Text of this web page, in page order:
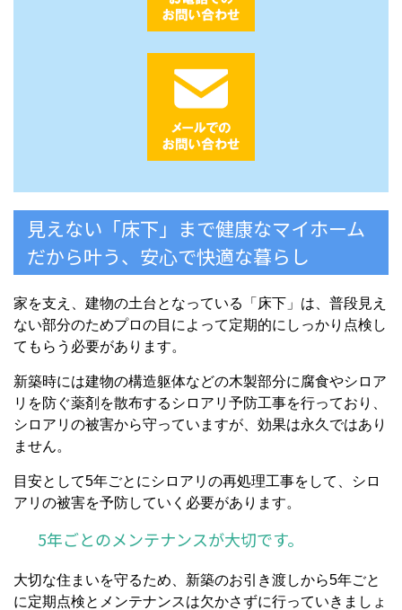
見えない「床下」まで健康なマイホーム
だから叶う、安心で快適な暮らし
家を支え、建物の土台となっている「床下」は、普段見え
ない部分のためプロの目によって定期的にしっかり点検し
てもらう必要があります。
新築時には建物の構造躯体などの木製部分に腐食やシロア
リを防ぐ薬剤を散布するシロアリ予防工事を行っており、
シロアリの被害から守っていますが、効果は永久ではあり
ません。
目安として5年ごとにシロアリの再処理工事をして、シロ
アリの被害を予防していく必要があります。
5年ごとのメンテナンスが大切です。
大切な住まいを守るため、新築のお引き渡しから5年ごと
に定期点検とメンテナンスは欠かさずに行っていきましょ